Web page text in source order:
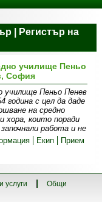
| Регистър на
училище Пеньо
София
училище Пеньо Пенев
година с цел да даде
на средно
хора, които поради
работа и не
Екип Прием
услуги
Общи